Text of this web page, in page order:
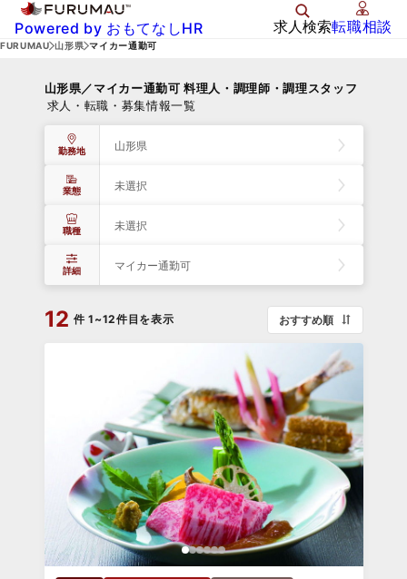
Powered by おもてなしHR 求人検索転職相談
FURUMAU 山形県 マイカー通勤可
山形県／マイカー通勤可 料理人・調理師・調理スタッフ
求人・転職・募集情報一覧
勤務地 山形県
業態 未選択
職種 未選択
詳細 マイカー通勤可
12 件 1~12件目を表示 おすすめ順